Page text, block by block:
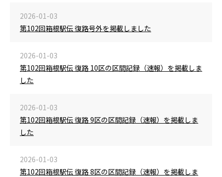
2026-01-03
第102回箱根駅伝 復路号外を掲載しました
2026-01-03
第102回箱根駅伝 復路 10区の区間記録（速報）を掲載しま
した
2026-01-03
第102回箱根駅伝 復路 9区の区間記録（速報）を掲載しま
した
2026-01-03
第102回箱根駅伝 復路 8区の区間記録（速報）を掲載しま